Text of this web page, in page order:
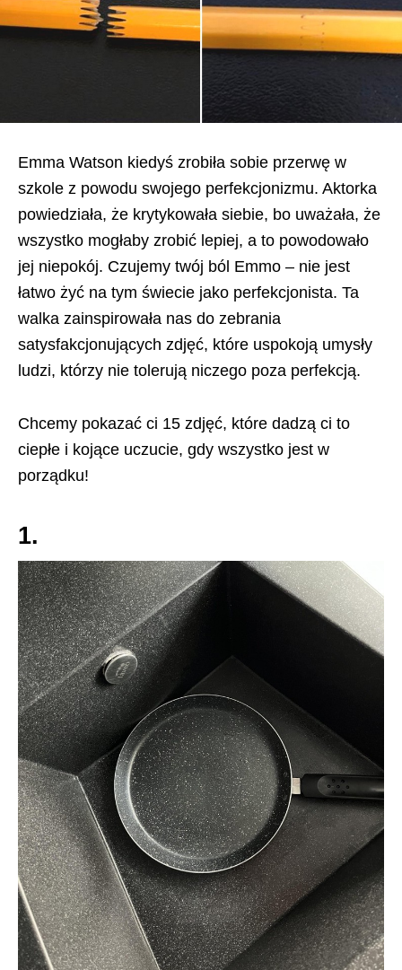
Emma Watson kiedyś zrobiła sobie przerwę w
szkole z powodu swojego perfekcjonizmu. Aktorka
powiedziała, że krytykowała siebie, bo uważała, że
wszystko mogłaby zrobić lepiej, a to powodowało
jej niepokój. Czujemy twój ból Emmo – nie jest
łatwo żyć na tym świecie jako perfekcjonista. Ta
walka zainspirowała nas do zebrania
satysfakcjonujących zdjęć, które uspokoją umysły
ludzi, którzy nie tolerują niczego poza perfekcją.
Chcemy pokazać ci 15 zdjęć, które dadzą ci to
ciepłe i kojące uczucie, gdy wszystko jest w
porządku!
1.